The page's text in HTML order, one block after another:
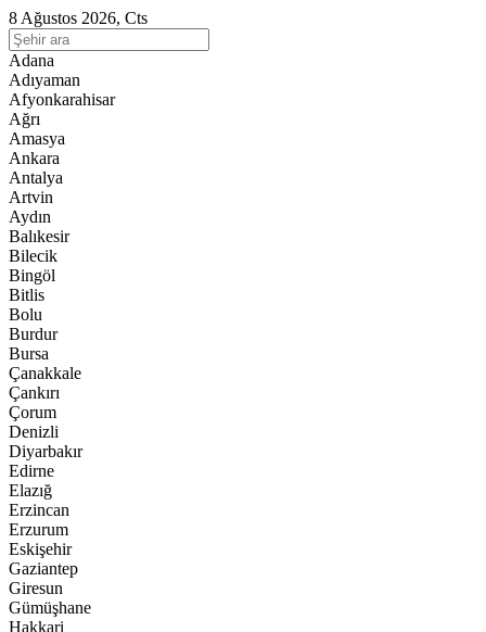
8 Ağustos 2026, Cts
Adana
Adıyaman
Afyonkarahisar
Ağrı
Amasya
Ankara
Antalya
Artvin
Aydın
Balıkesir
Bilecik
Bingöl
Bitlis
Bolu
Burdur
Bursa
Çanakkale
Çankırı
Çorum
Denizli
Diyarbakır
Edirne
Elazığ
Erzincan
Erzurum
Eskişehir
Gaziantep
Giresun
Gümüşhane
Hakkari